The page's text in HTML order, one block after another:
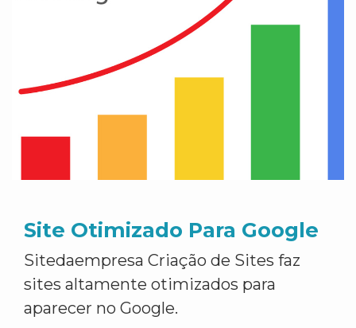
Site Otimizado Para Google
Sitedaempresa Criação de Sites faz
sites altamente otimizados para
aparecer no Google.